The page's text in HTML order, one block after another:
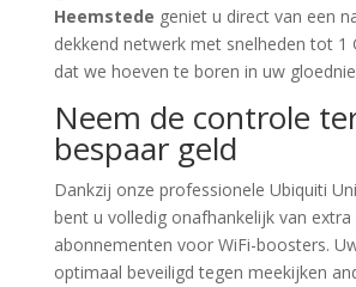
Heemstede geniet u direct van een
dekkend netwerk met snelheden tot 1
dat we hoeven te boren in uw
Neem de controle
bespaar geld
Dankzij onze professionele Ubiquiti
bent u volledig onafhankelijk van extra
abonnementen voor WiFi-boosters.
optimaal beveiligd tegen meekijken